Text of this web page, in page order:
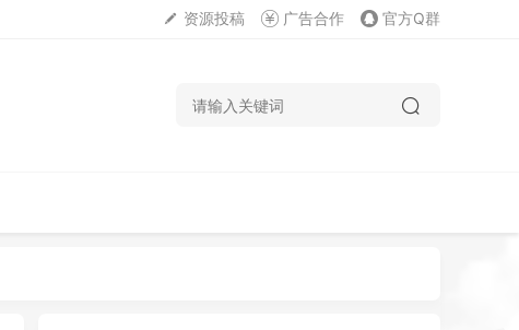
资源投稿 广告合作 官方Q群